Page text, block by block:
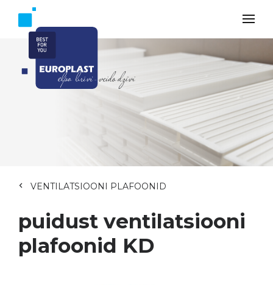
VENTILATSIOONI PLAFOONID
puidust ventilatsiooni
plafoonid KD